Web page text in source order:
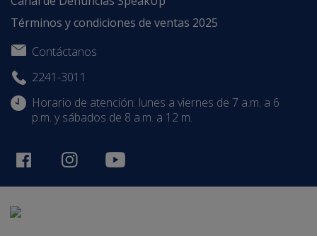
Términos y condiciones de ventas 2025
Contáctanos
2241-3011
Horario de atención: lunes a viernes de 7 a.m. a 6
p.m. y sábados de 8 a.m. a 12 m.